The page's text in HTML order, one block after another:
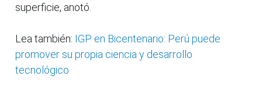
superficie, anotó.
Lea también: IGP en Bicentenario: Perú puede
promover su propia ciencia y desarrollo
tecnológico